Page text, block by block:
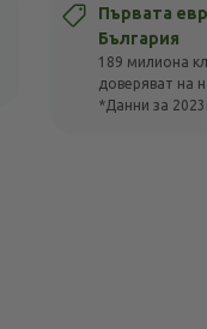
Първата
България
189 милиона
доверяват на
*Данни за